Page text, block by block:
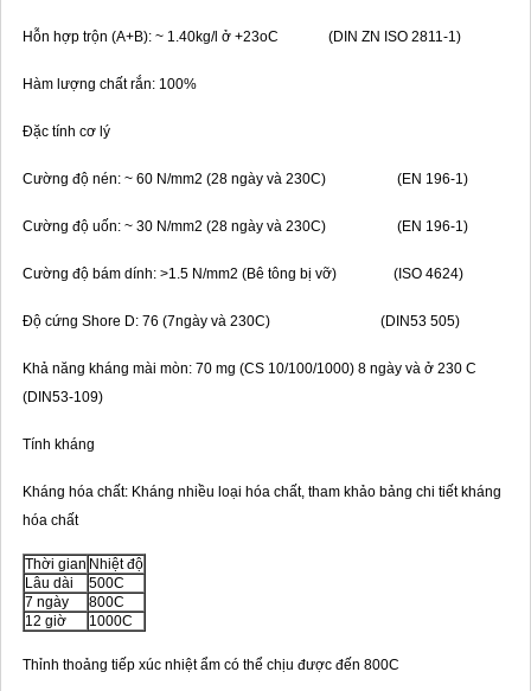
Hỗn hợp trộn (A+B): ~ 1.40kg/l ở +23oC (DIN ZN ISO 2811-1)
Hàm lượng chất rắn: 100%
Đặc tính cơ lý
Cường độ nén: ~ 60 N/mm2 (28 ngày và 230C) (EN 196-1)
Cường độ uốn: ~ 30 N/mm2 (28 ngày và 230C) (EN 196-1)
Cường độ bám dính: >1.5 N/mm2 (Bê tông bị vỡ) (ISO 4624)
Độ cứng Shore D: 76 (7ngày và 230C) (DIN53 505)
Khả năng kháng mài mòn: 70 mg (CS 10/100/1000) 8 ngày và ở 230 C
(DIN53-109)
Tính kháng
Kháng hóa chất: Kháng nhiều loại hóa chất, tham khảo bảng chi tiết kháng
hóa chất
Thời gian Nhiệt độ
Lâu dài
500C
7 ngày
800C
12 giờ
1000C
Thỉnh thoảng tiếp xúc nhiệt ẩm có thể chịu được đến 800C